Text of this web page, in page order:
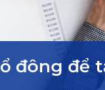
đông để